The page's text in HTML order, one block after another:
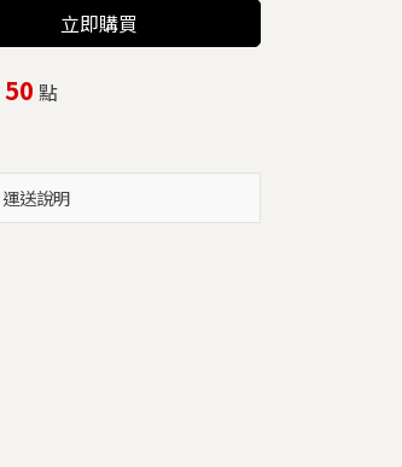
立即購買
50 點
運送說明